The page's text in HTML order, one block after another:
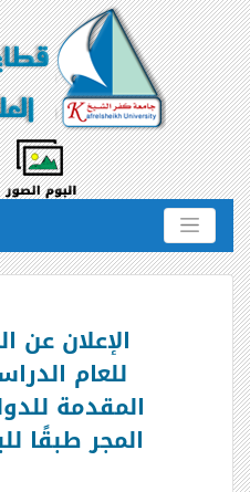
الإعلان عن
المقدمة
المجر طبقًا